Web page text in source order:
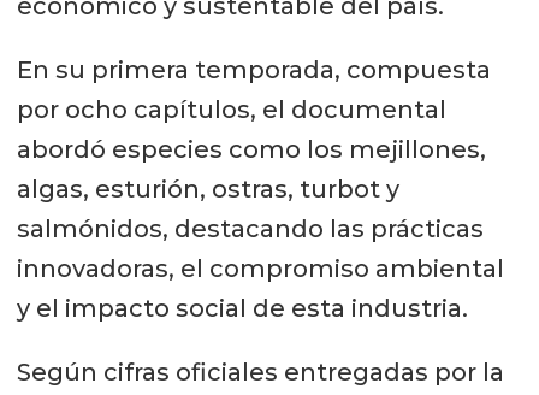
económico y sustentable del país.
En su primera temporada, compuesta
por ocho capítulos, el documental
abordó especies como los mejillones,
algas, esturión, ostras, turbot y
salmónidos, destacando las prácticas
innovadoras, el compromiso ambiental
y el impacto social de esta industria.
Según cifras oficiales entregadas por la